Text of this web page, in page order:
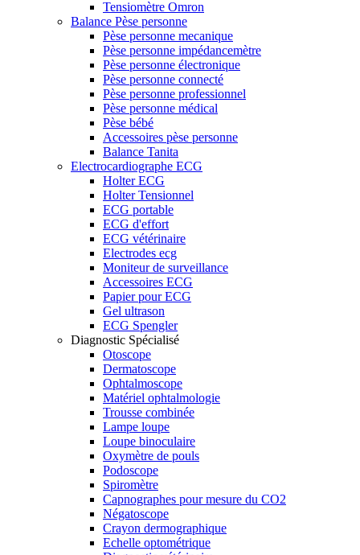
Tensiomètre Omron
Balance Pèse personne
Pèse personne mecanique
Pèse personne impédancemètre
Pèse personne électronique
Pèse personne connecté
Pèse personne professionnel
Pèse personne médical
Pèse bébé
Accessoires pèse personne
Balance Tanita
Electrocardiographe ECG
Holter ECG
Holter Tensionnel
ECG portable
ECG d'effort
ECG vétérinaire
Electrodes ecg
Moniteur de surveillance
Accessoires ECG
Papier pour ECG
Gel ultrason
ECG Spengler
Diagnostic Spécialisé
Otoscope
Dermatoscope
Ophtalmoscope
Matériel ophtalmologie
Trousse combinée
Lampe loupe
Loupe binoculaire
Oxymètre de pouls
Podoscope
Spiromètre
Capnographes pour mesure du CO2
Négatoscope
Crayon dermographique
Echelle optométrique